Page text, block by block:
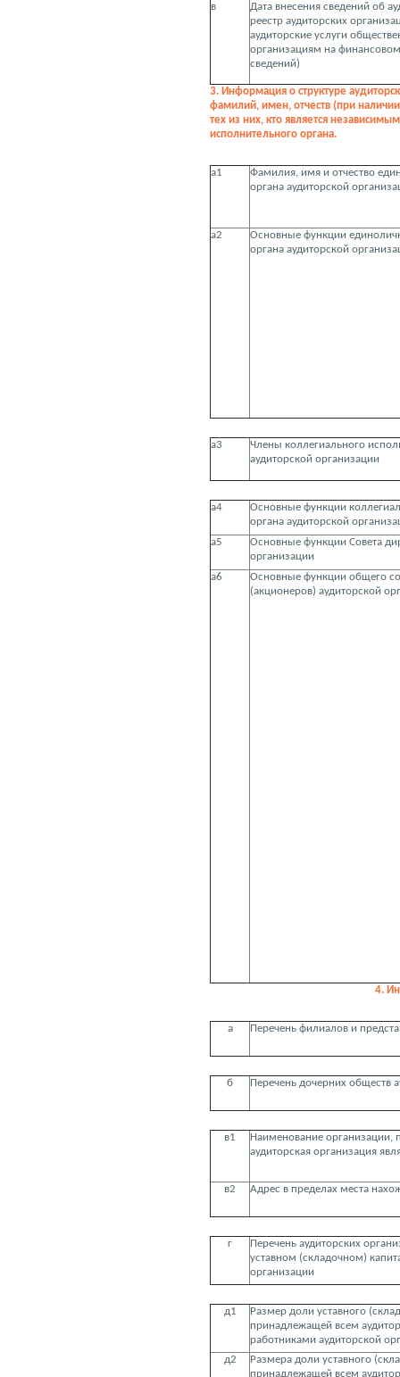
в
Дата внесения сведений об
реестр аудиторских
аудиторские услуги
организациям на
сведений)
3. Информация о структуре
фамилий, имен, отчеств (при
тех из них, кто является
исполнительного органа.
а1
Фамилия, имя и отчество
органа аудиторской
а2
Основные функции
органа аудиторской
а3
Члены коллегиального
аудиторской организации
а4
Основные функции
органа аудиторской
а5
Основные функции Совета
организации
а6
Основные функции общего
(акционеров) аудиторской
4.
а Перечень филиалов и
б Перечень дочерних обществ
в1
Наименование организации,
аудиторская организация
в2 Адрес в пределах места
г
Перечень аудиторских
уставном (складочном)
организации
д1
Размер доли уставного
принадлежащей всем
работниками аудиторской
д2
Размера доли уставного
принадлежащей всем